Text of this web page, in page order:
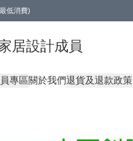
低消費)
居設計成員
專區關於我們退貨及退款政策